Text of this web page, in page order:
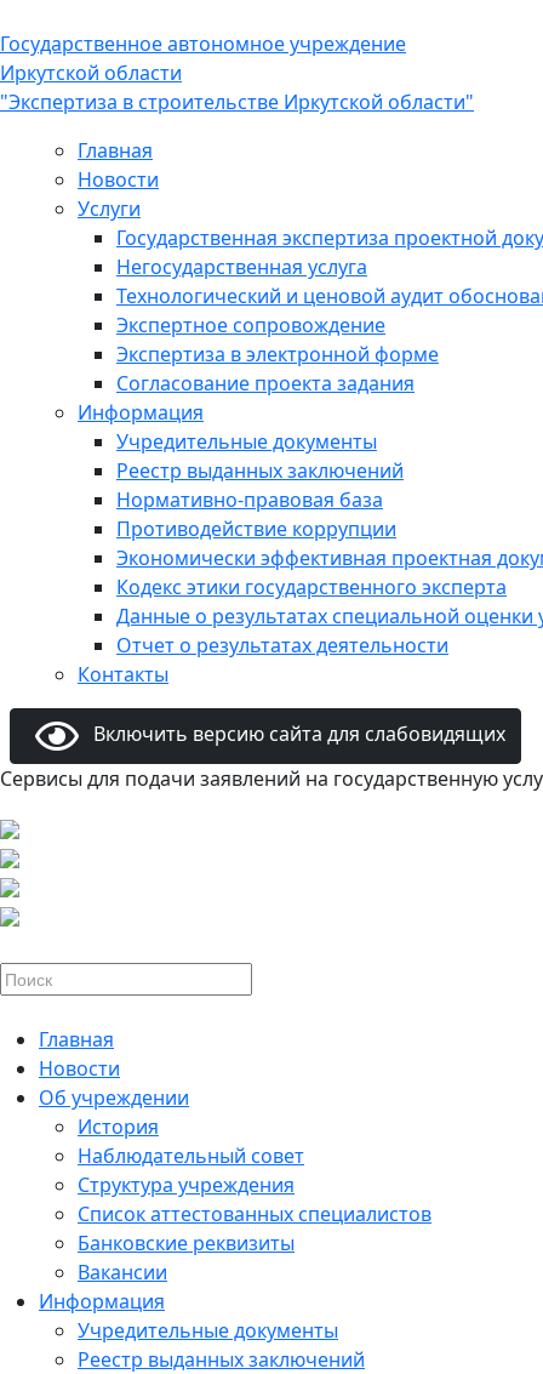
Государственное автономное учреждение
Иркутской области
"Экспертиза в строительстве Иркутской области"
Главная
Новости
Услуги
Государственная экспертиза проектной
Негосударственная услуга
Технологический и ценовой аудит
Экспертное сопровождение
Экспертиза в электронной форме
Согласование проекта задания
Информация
Учредительные документы
Реестр выданных заключений
Нормативно-правовая база
Противодействие коррупции
Экономически эффективная проектная
Кодекс этики государственного эксперта
Данные о результатах специальной оценки
Отчет о результатах деятельности
Контакты
Включить версию сайта для слабовидящих
Сервисы для подачи заявлений на государственную
Главная
Новости
Об учреждении
История
Наблюдательный совет
Структура учреждения
Список аттестованных специалистов
Банковские реквизиты
Вакансии
Информация
Учредительные документы
Реестр выданных заключений